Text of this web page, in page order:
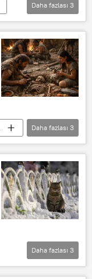
Daha fazlası 3
Daha fazlası 3
Daha fazlası 3